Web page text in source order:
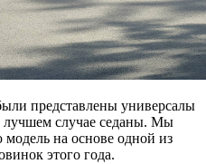
представлены универсалы
лучшем случае седаны. Мы
на основе одной из
этого года.